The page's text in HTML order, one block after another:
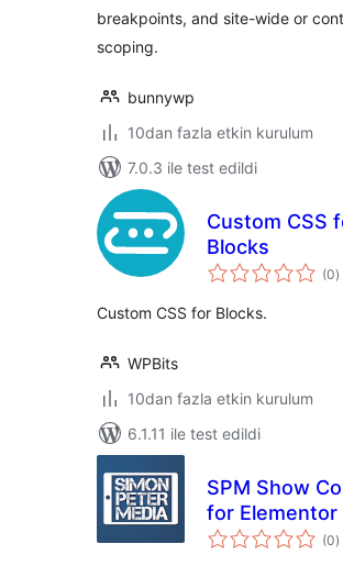
breakpoints, and site-wide or
scoping.
bunnywp
10dan fazla etkin kurulum
7.0.3 ile test edildi
Custom CSS
Blocks
(0)
Custom CSS for Blocks.
WPBits
10dan fazla etkin kurulum
6.1.11 ile test edildi
SPM Show
for Elementor
(0)